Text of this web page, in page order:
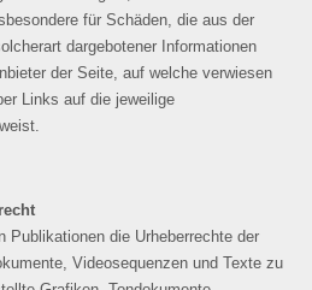
für Schäden, die aus der
dargebotener Informationen
der Seite, auf welche verwiesen
Links auf die jeweilige
Publikationen die Urheberrechte der
Videosequenzen und Texte zu